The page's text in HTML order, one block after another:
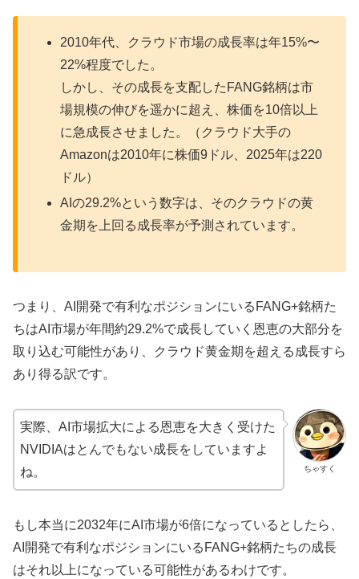
2010年代、クラウド市場の成長率は年15%〜
22%程度でした。
しかし、その成長を支配したFANG銘柄は市
場規模の伸びを遥かに超え、株価を10倍以上
に急成長させました。（クラウド大手の
Amazonは2010年に株価9ドル、2025年は220
ドル）
AIの29.2%という数字は、そのクラウドの黄
金期を上回る成長率が予測されています。
つまり、AI開発で有利なポジションにいるFANG+銘柄た
ちはAI市場が年間約29.2%で成長していく恩恵の大部分を
取り込む可能性があり、クラウド黄金期を超える成長すら
あり得る訳です。
ちゃすく
実際、AI市場拡大による恩恵を大きく受けた
NVIDIAはとんでもない成長をしていますよ
ね。
もし本当に2032年にAI市場が6倍になっているとしたら、
AI開発で有利なポジションにいるFANG+銘柄たちの成長
はそれ以上になっている可能性があるわけです。